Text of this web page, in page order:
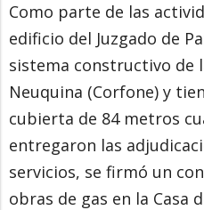
Como parte de las
edificio del Juzgado de
sistema constructivo de
Neuquina (Corfone) y
cubierta de 84 metros
entregaron las
servicios, se firmó un
obras de gas en la Casa